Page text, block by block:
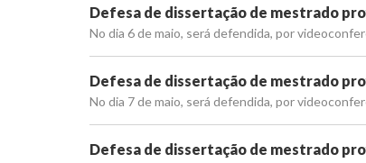
Defesa de dissertação de mestrado
No dia 6 de maio, será defendida, por
Defesa de dissertação de mestrado
No dia 7 de maio, será defendida, por
Defesa de dissertação de mestrado